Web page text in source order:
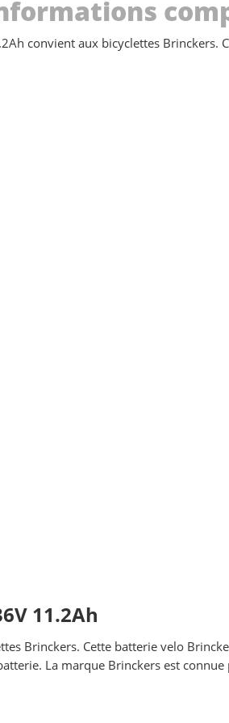
convient aux bicyclettes
11.2Ah
Brinckers. Cette batterie velo
La marque Brinckers est